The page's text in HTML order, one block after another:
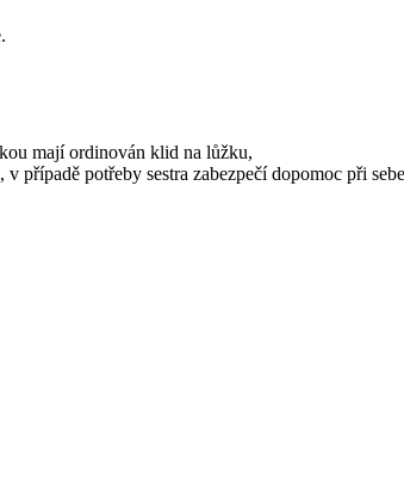
mají ordinován klid na lůžku,
případě potřeby sestra zabezpečí dopomoc při